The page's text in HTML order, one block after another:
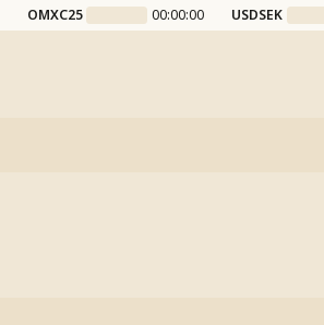
OMXC25 00:00:00 USDSEK